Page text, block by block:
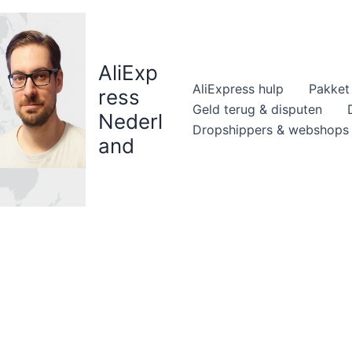
AliExp
ress
Nederl
and
AliExpress hulp
Geld terug & disputen
Dropshippers & webshops